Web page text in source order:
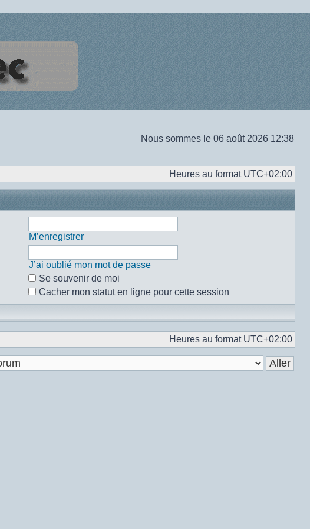
Nous sommes le 06 août 2026 12:38
Heures au format UTC+02:00
M’enregistrer
J’ai oublié mon mot de passe
Se souvenir de moi
Cacher mon statut en ligne pour cette session
Heures au format UTC+02:00